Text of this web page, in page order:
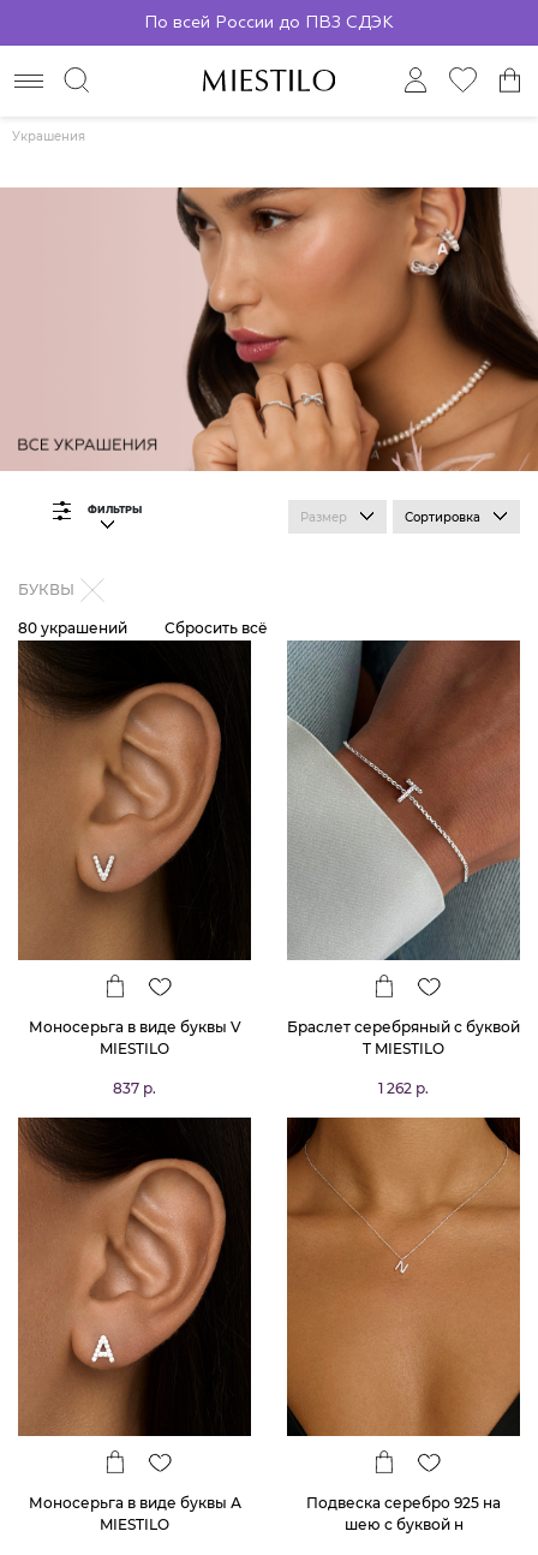
По всей России до ПВЗ СДЭК
Украшения
ФИЛЬТРЫ Размер Сортировка
БУКВЫ
80 украшений Сбросить всё
Моносерьга в виде буквы V
MIESTILO
837 р.
Браслет серебряный с буквой
T MIESTILO
1 262 р.
Моносерьга в виде буквы А
MIESTILO
Подвеска серебро 925 на
шею с буквой н